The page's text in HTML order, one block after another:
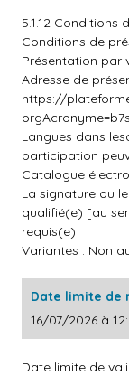
5.1.12 Conditions
Conditions de
Présentation par
Adresse de
https://
orgAcronyme=b7s
Langues dans
participation
Catalogue
La signature ou
qualifié(e) [au
requis(e)
Variantes : Non
Date limite de
16/07/2026 à
Date limite de